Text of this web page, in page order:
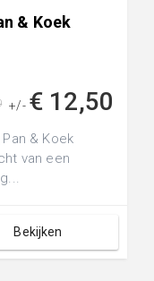
& Koek
+/- € 12,50
& Koek
van een
Bekijken